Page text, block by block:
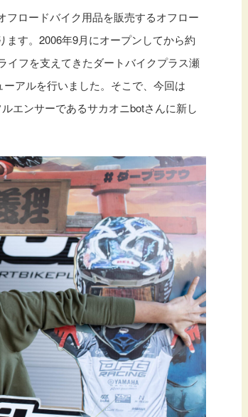
フロードバイク用品を販売するオフロー
ます。2006年9月にオープンしてから約
イフを支えてきたダートバイクプラス瀬
アルを行いました。そこで、今回は
エンサーであるサカオニbotさんに新し